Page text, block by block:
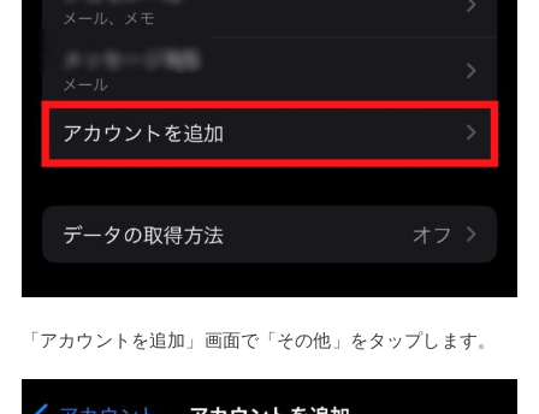
「アカウントを追加」画面で「その他」をタップします。